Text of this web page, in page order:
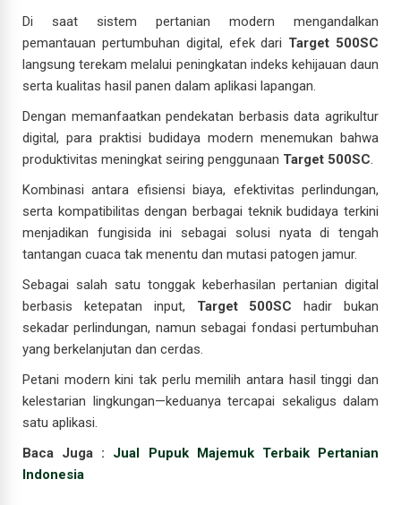
Di saat sistem pertanian modern mengandalkan
pemantauan pertumbuhan digital, efek dari Target 500SC
langsung terekam melalui peningkatan indeks kehijauan daun
serta kualitas hasil panen dalam aplikasi lapangan.
Dengan memanfaatkan pendekatan berbasis data agrikultur
digital, para praktisi budidaya modern menemukan bahwa
produktivitas meningkat seiring penggunaan Target 500SC.
Kombinasi antara efisiensi biaya, efektivitas perlindungan,
serta kompatibilitas dengan berbagai teknik budidaya terkini
menjadikan fungisida ini sebagai solusi nyata di tengah
tantangan cuaca tak menentu dan mutasi patogen jamur.
Sebagai salah satu tonggak keberhasilan pertanian digital
berbasis ketepatan input, Target 500SC hadir bukan
sekadar perlindungan, namun sebagai fondasi pertumbuhan
yang berkelanjutan dan cerdas.
Petani modern kini tak perlu memilih antara hasil tinggi dan
kelestarian lingkungan—keduanya tercapai sekaligus dalam
satu aplikasi.
Baca Juga : Jual Pupuk Majemuk Terbaik Pertanian
Indonesia